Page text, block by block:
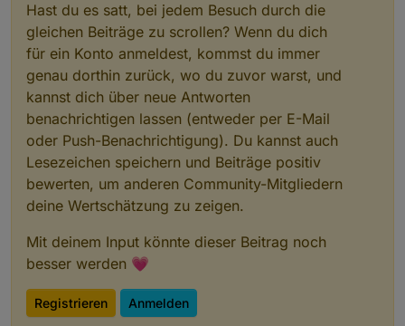
Hast du es satt, bei jedem Besuch durch die
gleichen Beiträge zu scrollen? Wenn du dich
für ein Konto anmeldest, kommst du immer
genau dorthin zurück, wo du zuvor warst, und
kannst dich über neue Antworten
benachrichtigen lassen (entweder per E-Mail
oder Push-Benachrichtigung). Du kannst auch
Lesezeichen speichern und Beiträge positiv
bewerten, um anderen Community-Mitgliedern
deine Wertschätzung zu zeigen.
Mit deinem Input könnte dieser Beitrag noch
besser werden 💗
Registrieren Anmelden